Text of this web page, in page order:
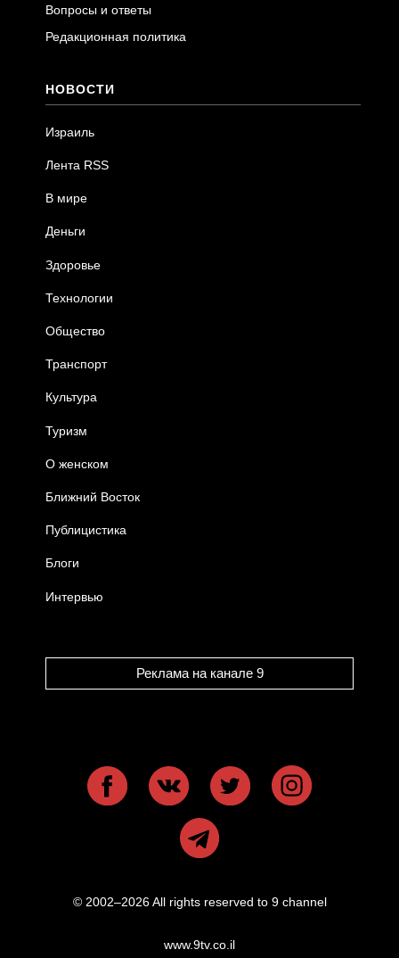
Вопросы и ответы
Редакционная политика
НОВОСТИ
Израиль
Лента RSS
В мире
Деньги
Здоровье
Технологии
Общество
Транспорт
Культура
Туризм
О женском
Ближний Восток
Публицистика
Блоги
Интервью
Реклама на канале 9
© 2002–2026 All rights reserved to 9 channel
www.9tv.co.il